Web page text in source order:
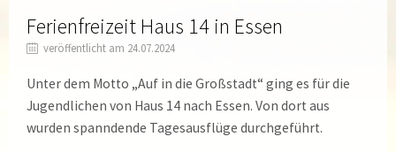
Ferienfreizeit Haus 14 in Essen
veröffentlicht am 24.07.2024
Unter dem Motto „Auf in die Großstadt“ ging es für die
Jugendlichen von Haus 14 nach Essen. Von dort aus
wurden spanndende Tagesausflüge durchgeführt.